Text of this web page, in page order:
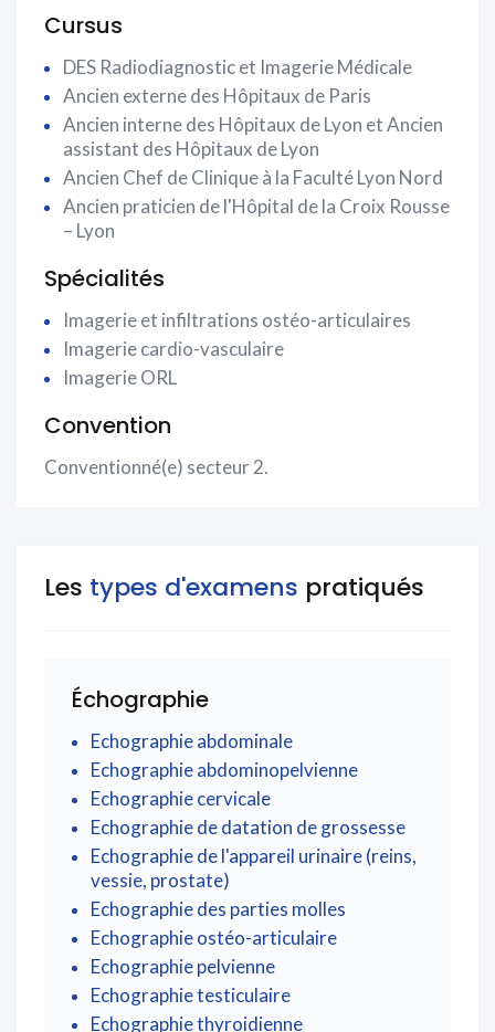
Cursus
DES Radiodiagnostic et Imagerie Médicale
Ancien externe des Hôpitaux de Paris
Ancien interne des Hôpitaux de Lyon et Ancien
assistant des Hôpitaux de Lyon
Ancien Chef de Clinique à la Faculté Lyon Nord
Ancien praticien de l'Hôpital de la Croix Rousse
– Lyon
Spécialités
Imagerie et infiltrations ostéo-articulaires
Imagerie cardio-vasculaire
Imagerie ORL
Convention
Conventionné(e) secteur 2.
Les types d'examens pratiqués
Échographie
Echographie abdominale
Echographie abdominopelvienne
Echographie cervicale
Echographie de datation de grossesse
Echographie de l'appareil urinaire (reins,
vessie, prostate)
Echographie des parties molles
Echographie ostéo-articulaire
Echographie pelvienne
Echographie testiculaire
Echographie thyroidienne